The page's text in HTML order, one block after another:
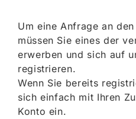
Um eine Anfrage an
müssen Sie eines der
erwerben und sich auf
registrieren.
Wenn Sie bereits
sich einfach mit Ihren
Konto ein.